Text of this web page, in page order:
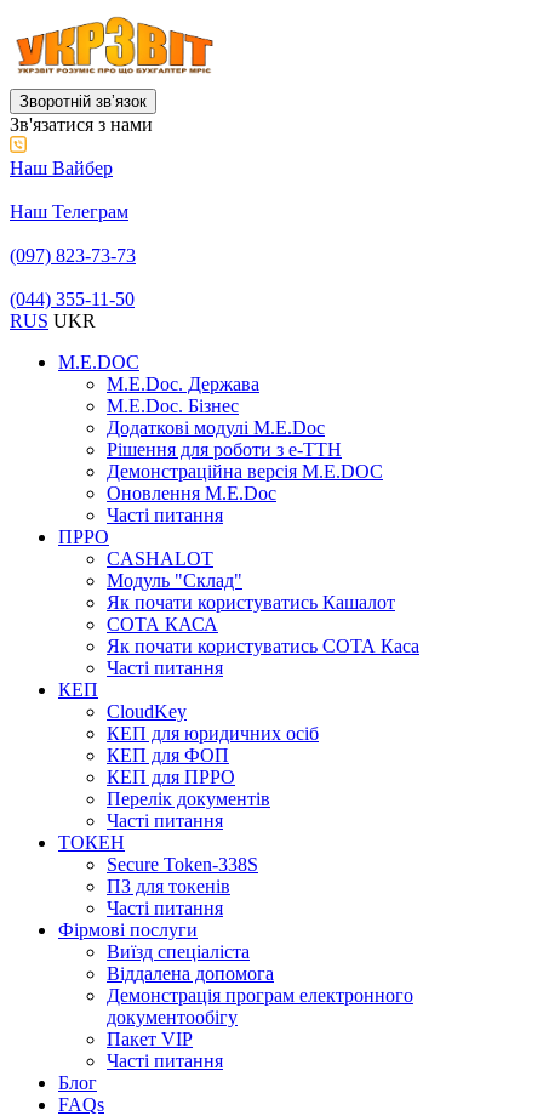
Зворотній звʼязок
Зв'язатися з нами
Наш Вайбер
Наш Телеграм
(097) 823-73-73
(044) 355-11-50
RUS UKR
M.E.DOC
M.E.Doc. Держава
M.E.Doc. Бізнес
Додаткові модулі M.E.Doc
Рішення для роботи з е-ТТН
Демонстраційна версія M.E.DOC
Оновлення M.E.Doc
Часті питання
ПРРО
CASHALOT
Модуль "Склад"
Як почати користуватись Кашалот
СОТА КАСА
Як почати користуватись СОТА Каса
Часті питання
КЕП
CloudKey
КЕП для юридичних осіб
КЕП для ФОП
КЕП для ПРРО
Перелік документів
Часті питання
ТОКЕН
Secure Token-338S
ПЗ для токенів
Часті питання
Фірмові послуги
Виїзд спеціаліста
Віддалена допомога
Демонстрація програм електронного
документообігу
Пакет VIP
Часті питання
Блог
FAQs